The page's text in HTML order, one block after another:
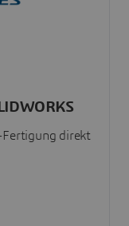
Fertigung direkt